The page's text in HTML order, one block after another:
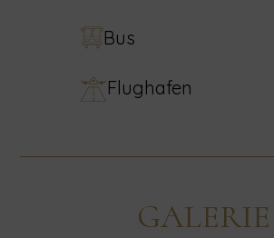
Bus
Flughafen
GALERIE